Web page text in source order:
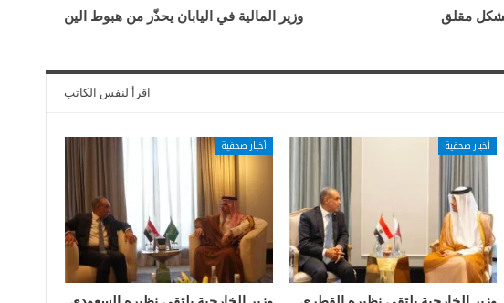
مقلق وزير المالية في اليابان يحذّر من هبوط الين
اقرأ لنفس الكاتب
أخبار صحفية أخبار صحفية